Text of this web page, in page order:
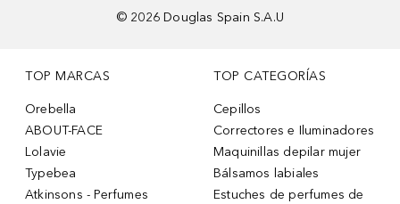
© 2026 Douglas Spain S.A.U
TOP MARCAS
Orebella
ABOUT-FACE
Lolavie
Typebea
Atkinsons - Perfumes
TOP CATEGORÍAS
Cepillos
Correctores e Iluminadores
Maquinillas depilar mujer
Bálsamos labiales
Estuches de perfumes de